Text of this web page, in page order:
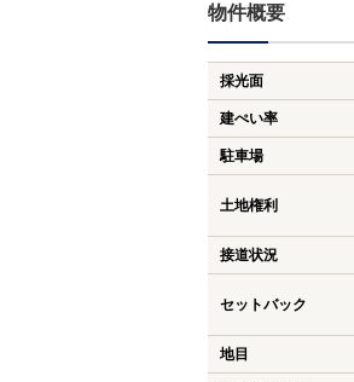
物件概要
採光面
建ぺい率
駐車場
土地権利
接道状況
セットバック
地目